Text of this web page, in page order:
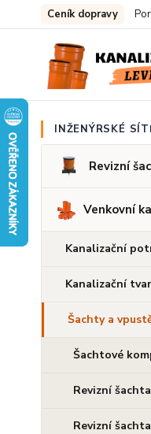
Ceník dopravy
INŽENÝRSKÉ
Revizní
Venkovní
Kanalizační
Kanalizační
Šachty a
Šachtové
Revizní
Revizní